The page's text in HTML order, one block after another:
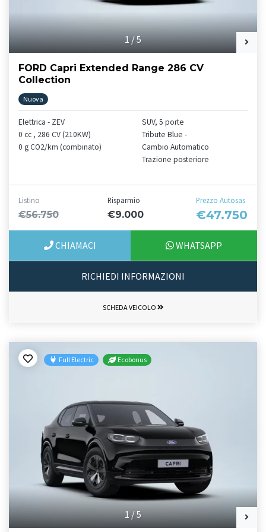
1/5
FORD Capri Extended Range 286 CV
Collection
Nuova
Elettrica - ZEV
0 cc , 286 CV (210KW)
0 g CO2/km (combinato)
SUV, 5 porte
Tribute Blue -
Cambio Automatico
Trazione posteriore
Listino
€56.750
Risparmio
€9.000
Prezzo Autosas
€47.750
CHIAMACI WHATSAPP
RICHIEDI INFORMAZIONI
SCHEDA VEICOLO
1/5
Full Electric Ecobonus